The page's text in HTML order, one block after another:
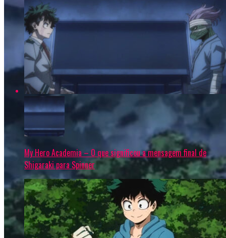
My Hero Academia – O que significou a mensagem final de
Shigaraki para Spinner